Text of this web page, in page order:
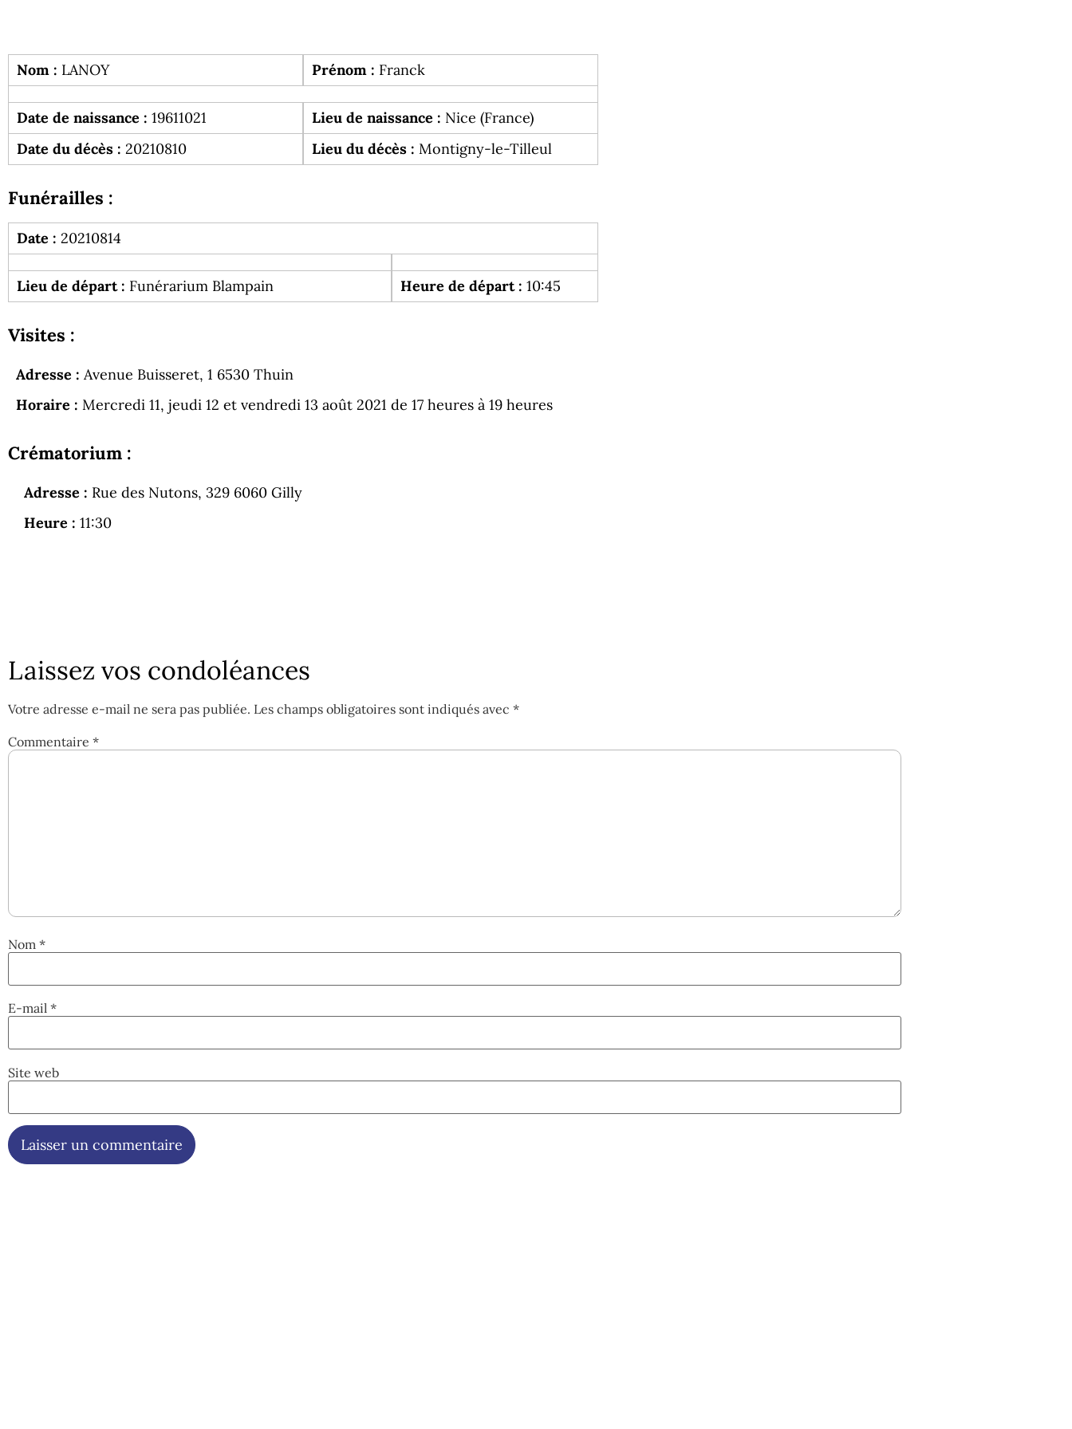
Nom : LANOY Prénom : Franck
Date de naissance : 19611021 Lieu de naissance : Nice (France)
Date du décès : 20210810 Lieu du décès : Montigny-le-Tilleul
Funérailles :
Date : 20210814
Lieu de départ : Funérarium Blampain Heure de départ : 10:45
Visites :
Adresse : Avenue Buisseret, 1 6530 Thuin
Horaire : Mercredi 11, jeudi 12 et vendredi 13 août 2021 de 17 heures à 19 heures
Crématorium :
Adresse : Rue des Nutons, 329 6060 Gilly
Heure : 11:30
Laissez vos condoléances
Votre adresse e-mail ne sera pas publiée. Les champs obligatoires sont indiqués avec *
Commentaire *
Nom *
E-mail *
Site web